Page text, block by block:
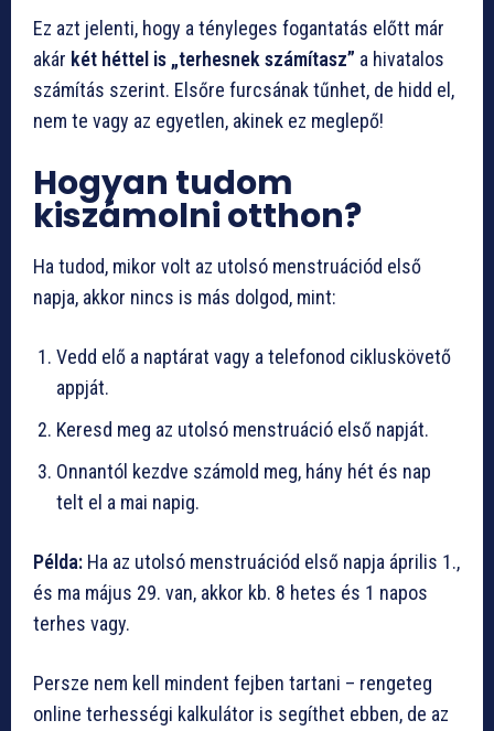
Ez azt jelenti, hogy a tényleges fogantatás előtt már
akár két héttel is „terhesnek számítasz” a hivatalos
számítás szerint. Elsőre furcsának tűnhet, de hidd el,
nem te vagy az egyetlen, akinek ez meglepő!
Hogyan tudom
kiszámolni otthon?
Ha tudod, mikor volt az utolsó menstruációd első
napja, akkor nincs is más dolgod, mint:
Vedd elő a naptárat vagy a telefonod cikluskövető
appját.
Keresd meg az utolsó menstruáció első napját.
Onnantól kezdve számold meg, hány hét és nap
telt el a mai napig.
Példa: Ha az utolsó menstruációd első napja április 1.,
és ma május 29. van, akkor kb. 8 hetes és 1 napos
terhes vagy.
Persze nem kell mindent fejben tartani – rengeteg
online terhességi kalkulátor is segíthet ebben, de az